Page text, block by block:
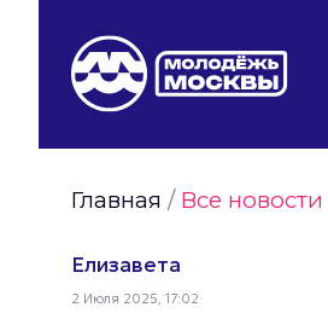
Видео Молодёжи Москвы
Молодёжь Москвы зелёная
Фото Молодёжи Москвы
Статьи Молодёжи Москвы
Главная /Все новости
Елизавета
2 Июля 2025, 17:02